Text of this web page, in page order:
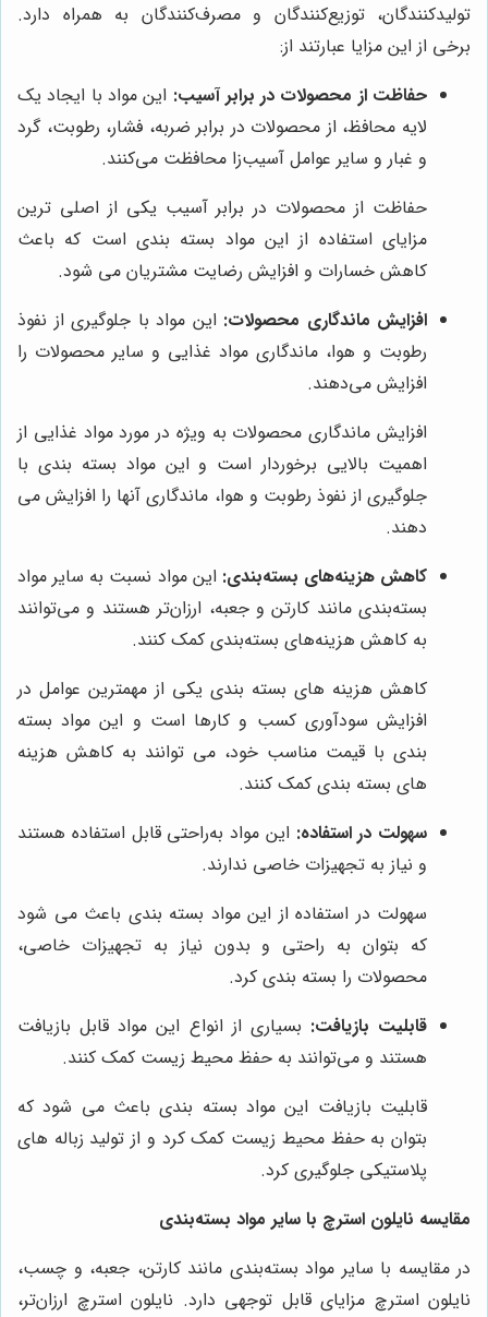
تولیدکنندگان، توزیع‌کنندگان و مصرف‌کنندگان به همراه دارد.
برخی از این مزایا عبارتند از:
حفاظت از محصولات در برابر آسیب: این مواد با ایجاد یک
لایه محافظ، از محصولات در برابر ضربه، فشار، رطوبت، گرد
و غبار و سایر عوامل آسیب‌زا محافظت می‌کنند.
حفاظت از محصولات در برابر آسیب یکی از اصلی ترین
مزایای استفاده از این مواد بسته بندی است که باعث
کاهش خسارات و افزایش رضایت مشتریان می شود.
افزایش ماندگاری محصولات: این مواد با جلوگیری از نفوذ
رطوبت و هوا، ماندگاری مواد غذایی و سایر محصولات را
افزایش می‌دهند.
افزایش ماندگاری محصولات به ویژه در مورد مواد غذایی از
اهمیت بالایی برخوردار است و این مواد بسته بندی با
جلوگیری از نفوذ رطوبت و هوا، ماندگاری آنها را افزایش می
دهند.
کاهش هزینه‌های بسته‌بندی: این مواد نسبت به سایر مواد
بسته‌بندی مانند کارتن و جعبه، ارزان‌تر هستند و می‌توانند
به کاهش هزینه‌های بسته‌بندی کمک کنند.
کاهش هزینه های بسته بندی یکی از مهمترین عوامل در
افزایش سودآوری کسب و کارها است و این مواد بسته
بندی با قیمت مناسب خود، می توانند به کاهش هزینه
های بسته بندی کمک کنند.
سهولت در استفاده: این مواد به‌راحتی قابل استفاده هستند
و نیاز به تجهیزات خاصی ندارند.
سهولت در استفاده از این مواد بسته بندی باعث می شود
که بتوان به راحتی و بدون نیاز به تجهیزات خاصی،
محصولات را بسته بندی کرد.
قابلیت بازیافت: بسیاری از انواع این مواد قابل بازیافت
هستند و می‌توانند به حفظ محیط زیست کمک کنند.
قابلیت بازیافت این مواد بسته بندی باعث می شود که
بتوان به حفظ محیط زیست کمک کرد و از تولید زباله های
پلاستیکی جلوگیری کرد.
مقایسه نایلون استرچ با سایر مواد بسته‌بندی
در مقایسه با سایر مواد بسته‌بندی مانند کارتن، جعبه، و چسب،
نایلون استرچ مزایای قابل توجهی دارد. نایلون استرچ ارزان‌تر،